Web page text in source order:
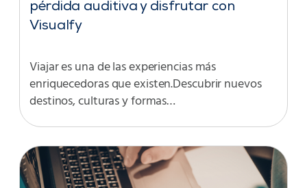
pérdida auditiva y disfrutar con
Visualfy
Viajar es una de las experiencias más
enriquecedoras que existen.Descubrir nuevos
destinos, culturas y formas…